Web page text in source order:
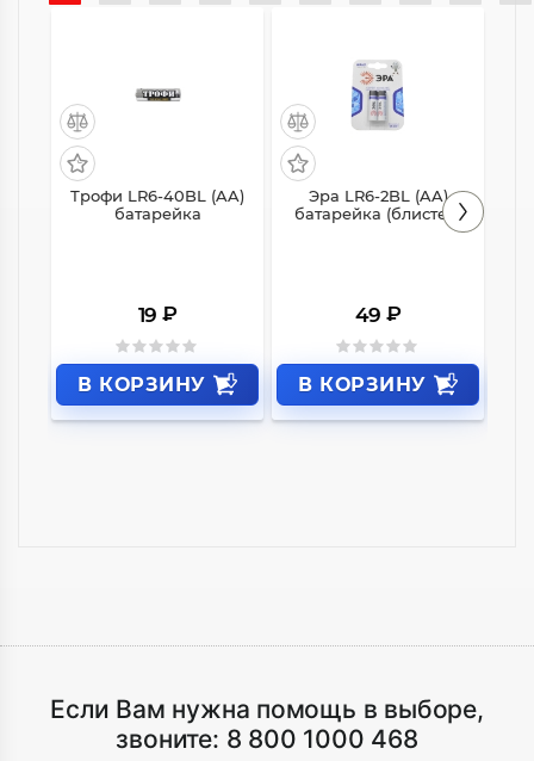
Трофи LR6-40BL (AA)
батарейка
19 ₽
В КОРЗИНУ
Эра LR6-2BL (AA)
батарейка (блистер)
49 ₽
В КОРЗИНУ
Если Вам нужна помощь в выборе,
звоните: 8 800 1000 468